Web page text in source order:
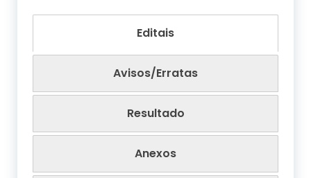
Editais
Avisos/Erratas
Resultado
Anexos